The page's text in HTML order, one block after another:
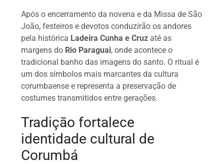
Após o encerramento da novena e da Missa de São
João, festeiros e devotos conduzirão os andores
pela histórica Ladeira Cunha e Cruz até as
margens do Rio Paraguai, onde acontece o
tradicional banho das imagens do santo. O ritual é
um dos símbolos mais marcantes da cultura
corumbaense e representa a preservação de
costumes transmitidos entre gerações.
Tradição fortalece
identidade cultural de
Corumbá